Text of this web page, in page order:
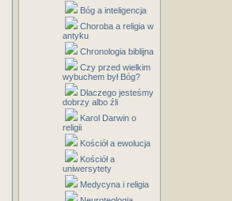
Bóg a inteligencja
Choroba a religia w
antyku
Chronologia biblijna
Czy przed wielkim
wybuchem był Bóg?
Dlaczego jesteśmy
dobrzy albo źli
Karol Darwin o
religii
Kościół a ewolucja
Kościół a
uniwersytety
Medycyna i religia